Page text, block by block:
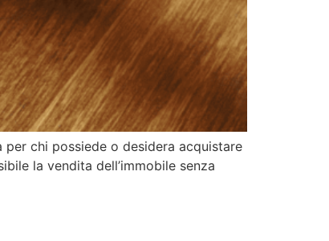
chi possiede o desidera acquistare
la vendita dell’immobile senza